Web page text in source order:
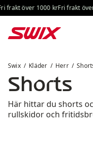
Hoppa till innehåll
frakt över 1000 krFri frakt över
Swix Kläder Herr
Shorts
Här hittar du shorts
rullskidor och